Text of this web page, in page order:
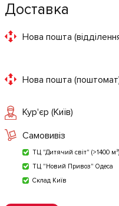
Доставка
Нова пошта
Нова пошта
Кур'єр (Київ)
Самовивіз
ТЦ "Дитячий світ" (>1400
ТЦ "Новий Привоз" Одеса
Склад Київ